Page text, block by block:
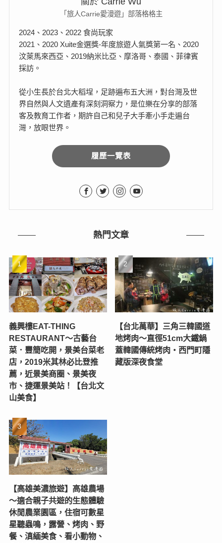
「旅人Carrie愛漫遊」部落格格主
2024、2023、2022 食尚玩家
2021、2020 Xuite金選獎-年度旅遊人氣獎第一名、2020
汶萊馬來西亞、2019納米比亞、摩洛哥、泰國、菲律賓
採訪。
從小生長於台北大稻埕，足跡遍布五大洲，對台灣及世
界自然與人文遺產有深刻洞察力，是位樂在分享的部落
客及教育工作者，期許自己和兒子大手牽小手走遍台
灣，放眼世界。
履歷一覽表
熱門文章
義興樓EAT-THING
RESTAURANT〜古藝台
菜．豐簡吃開，景美台菜老
店，2019米其林必比登推
薦，近景美商圈、景美夜
市、捷運景美站！【台北文
山美食】
【台北萬華】三角三韓國道
地烤肉～直徑51cm大鐵鍋
蓋韓國傳統烤肉‧西門町隱
藏版深夜食堂
【高雄美濃旅遊】高雄農場
〜適合親子共遊的生態體驗
休閒農業園區，住宿可數星
星聽蟲鳴，露營、烤肉、野
餐、滇緬美食、看小動物、